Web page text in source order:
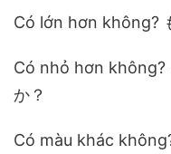
Có lớn hơn không?
Có nhỏ hơn không?
か？
Có màu khác